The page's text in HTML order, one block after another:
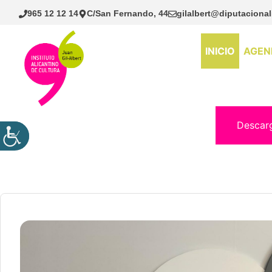
Saltar
965 12 12 14 C/San Fernando, 44
INICIO